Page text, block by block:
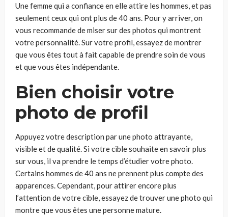
Une femme qui a confiance en elle attire les hommes, et pas
seulement ceux qui ont plus de 40 ans. Pour y arriver, on
vous recommande de miser sur des photos qui montrent
votre personnalité. Sur votre profil, essayez de montrer
que vous êtes tout à fait capable de prendre soin de vous
et que vous êtes indépendante.
Bien choisir votre
photo de profil
Appuyez votre description par une photo attrayante,
visible et de qualité. Si votre cible souhaite en savoir plus
sur vous, il va prendre le temps d’étudier votre photo.
Certains hommes de 40 ans ne prennent plus compte des
apparences. Cependant, pour attirer encore plus
l’attention de votre cible, essayez de trouver une photo qui
montre que vous êtes une personne mature.